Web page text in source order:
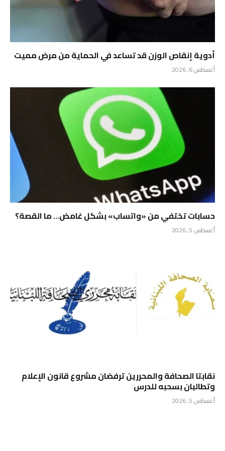
أدوية إنقاص الوزن قد تساعد في الحماية من مرض مميت
أغسطس 6, 2026
حسابات تختفي من «واتساب» بشكل غامض… ما القصة؟
أغسطس 5, 2026
نقابتا الصحافة والمحررين ترفضان مشروع قانون الإعلام
وتطالبان بسحبه للدرس
أغسطس 5, 2026